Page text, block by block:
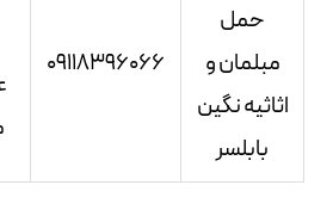
حمل
مبلمان و
اثاثیه نگین
بابلسر
09118396066